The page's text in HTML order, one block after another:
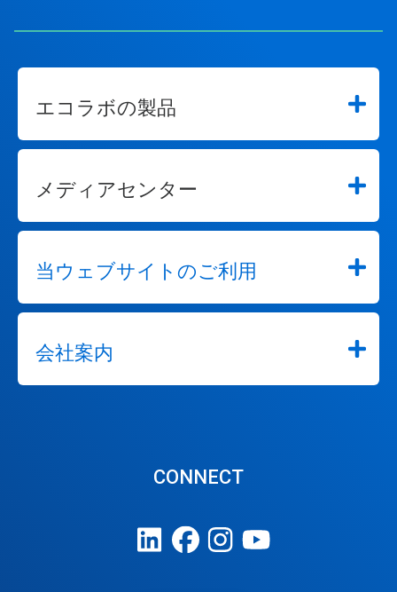
エコラボの製品
メディアセンター
当ウェブサイトのご利用
会社案内
CONNECT